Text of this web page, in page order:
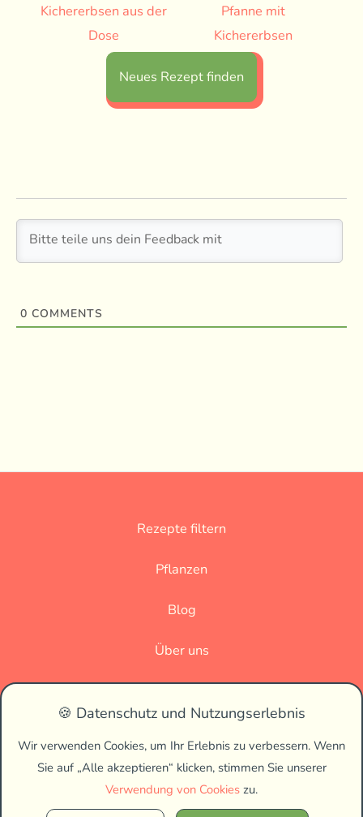
🍪 Datenschutz und Nutzungserlebnis
Wir verwenden Cookies, um Ihr Erlebnis zu verbessern. Wenn
Sie auf „Alle akzeptieren“ klicken, stimmen Sie unserer
Verwendung von Cookies zu.
Kichererbsen aus der
Dose
Pfanne mit
Kichererbsen
Neues Rezept finden
0 COMMENTS
Rezepte filtern
Pflanzen
Blog
Über uns